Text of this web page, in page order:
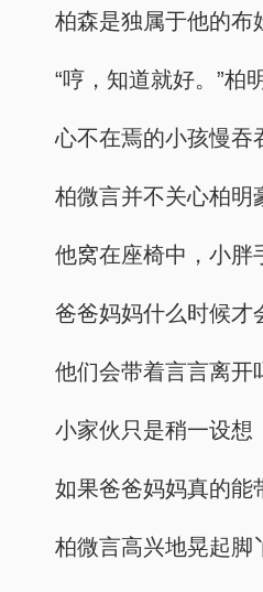
柏森是独属于他的
“哼，知道就好。”柏
心不在焉的小孩慢吞
柏微言并不关心柏明
他窝在座椅中，小胖
爸爸妈妈什么时候才
他们会带着言言离开
小家伙只是稍一设想
如果爸爸妈妈真的
柏微言高兴地晃起脚